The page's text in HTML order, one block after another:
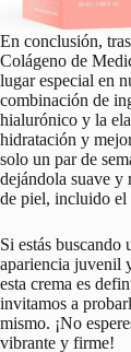
En conclusión,
Colágeno de
lugar especial en
combinación de
hialurónico y la
hidratación y
solo un par de
dejándola suave y
de piel, incluido el
Si estás buscando
apariencia juvenil
esta crema es
invitamos a
mismo. ¡No
vibrante y firme!